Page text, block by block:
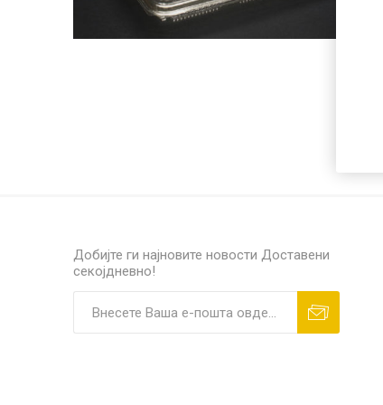
РАЗНО
Добијте ги најновите новости Доставени
секојдневно!